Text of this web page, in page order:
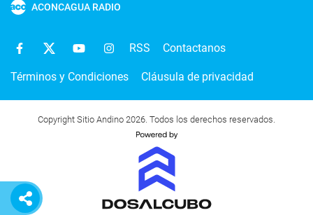
ACONCAGUA RADIO
RSS Contactanos
Términos y Condiciones Cláusula de privacidad
Copyright Sitio Andino 2026. Todos los derechos reservados.